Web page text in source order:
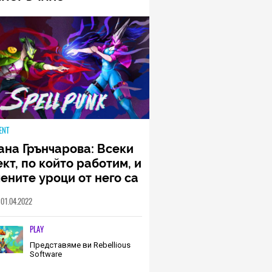
Грънчарова: Всеки
по който работим, и
уроци от него са
трябва да извървим
екип (ИНТЕРВЮ)
01.04.2022
PLAY
Представяме ви Rebellious
Software